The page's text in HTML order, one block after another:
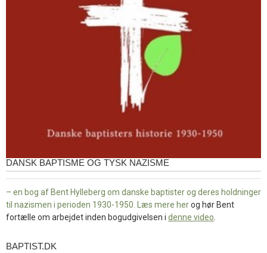
DANSK BAPTISME OG TYSK NAZISME
– en bog af Bent Hylleberg om danske baptister og deres holdninger
til nazismen i perioden 1930-1950. Læs mere herog hør Bent
fortælle om arbejdet inden bogudgivelsen i denne video
baptist.dk
BAPTIST.DK